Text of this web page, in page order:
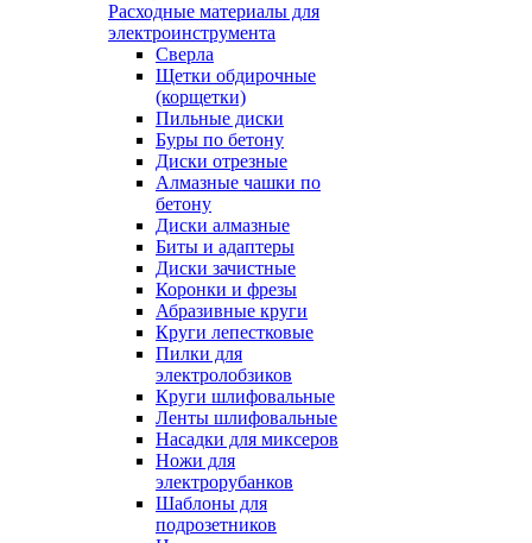
Расходные материалы для
электроинструмента
Сверла
Щетки обдирочные
(корщетки)
Пильные диски
Буры по бетону
Диски отрезные
Алмазные чашки по
бетону
Диски алмазные
Биты и адаптеры
Диски зачистные
Коронки и фрезы
Абразивные круги
Круги лепестковые
Пилки для
электролобзиков
Круги шлифовальные
Ленты шлифовальные
Насадки для миксеров
Ножи для
электрорубанков
Шаблоны для
подрозетников